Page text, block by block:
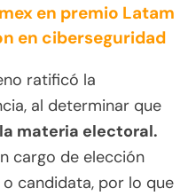
en premio Latam
en ciberseguridad
ratificó la
al determinar que
materia electoral.
cargo de elección
candidata, por lo que